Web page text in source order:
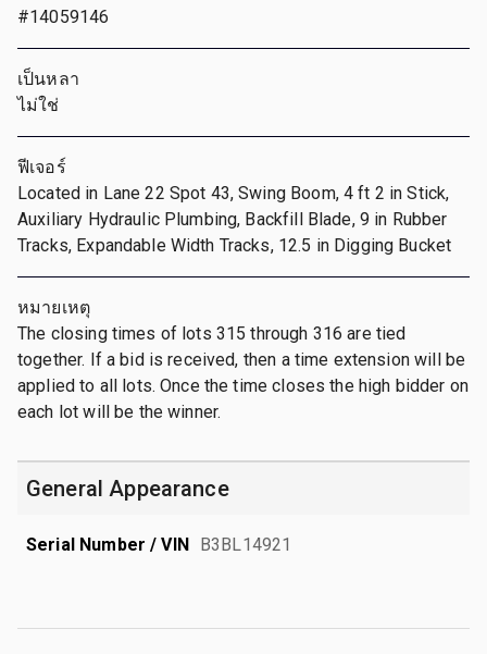
#14059146
เป็นหลา
ไม่ใช่
ฟีเจอร์
Located in Lane 22 Spot 43, Swing Boom, 4 ft 2 in Stick,
Auxiliary Hydraulic Plumbing, Backfill Blade, 9 in Rubber
Tracks, Expandable Width Tracks, 12.5 in Digging Bucket
หมายเหตุ
The closing times of lots 315 through 316 are tied
together. If a bid is received, then a time extension will be
applied to all lots. Once the time closes the high bidder on
each lot will be the winner.
General Appearance
Serial Number / VIN B3BL14921